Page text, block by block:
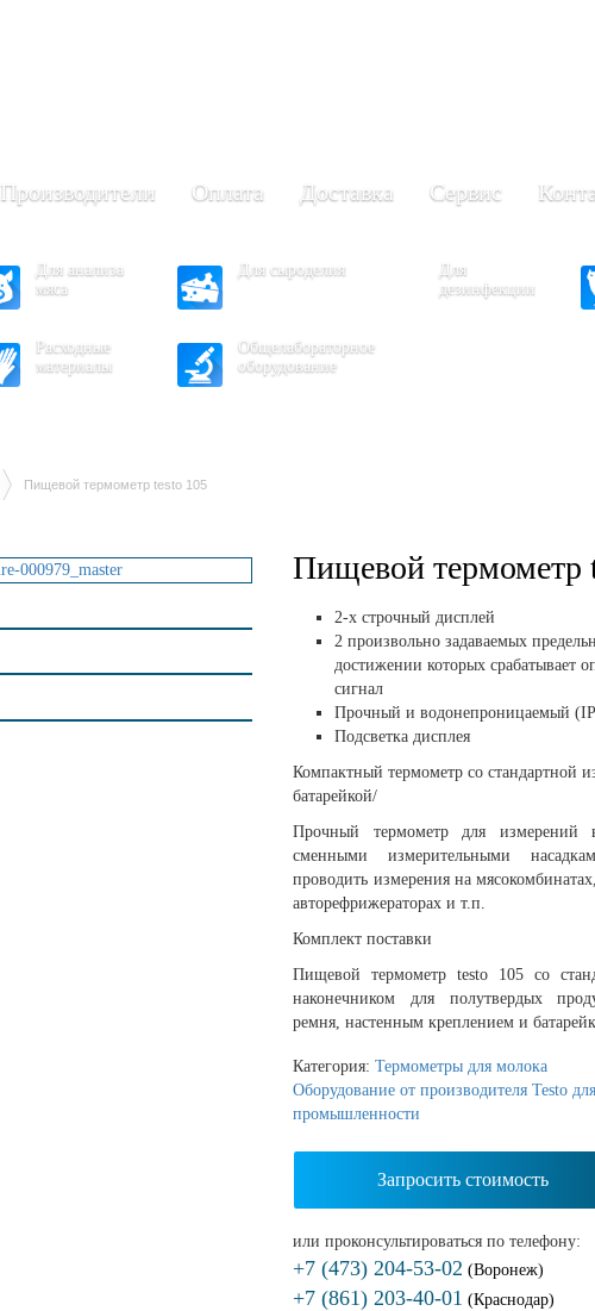
Производители Оплата Доставка Сервис
Для анализа
мяса
Для сыроделия
Для
дезинфекции
Расходные
материалы
Общелабораторное
оборудование
Пищевой термометр testo 105
Пищевой термометр
2-х строчный дисплей
2 произвольно задаваемых
достижении которых срабатывает
сигнал
Прочный и водонепроницаемый
Подсветка дисплея
Компактный термометр со стандартной
батарейкой/
Прочный термометр для измерений
сменными измерительными
проводить измерения на
авторефрижераторах и т.п.
Комплект поставки
Пищевой термометр testo 105 со
наконечником для полутвердых
ремня, настенным креплением и
Категория:Термометры для молока
Оборудование от производителя Testo
промышленности
Запросить стоимость
или проконсультироваться по телефону:
+7 (473) 204-53-02 (Воронеж)
+7 (861) 203-40-01 (Краснодар)